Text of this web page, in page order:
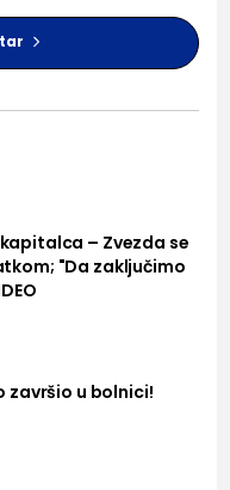
– Zvezda se
"Da zaključimo
završio u bolnici!